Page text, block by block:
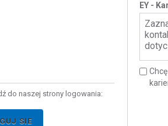
do naszej strony logowania:
SIE
EY -